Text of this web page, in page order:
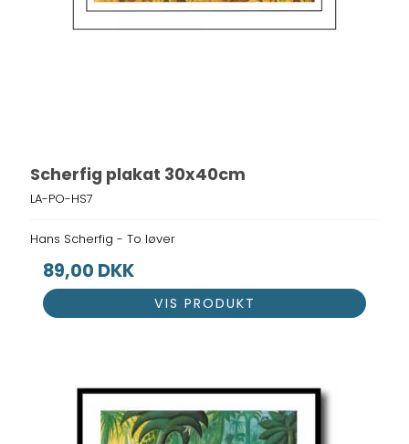
Scherfig plakat 30x40cm
LA-PO-HS7
Hans Scherfig - To løver
89,00 DKK
VIS PRODUKT